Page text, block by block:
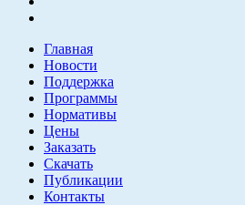
Главная
Новости
Поддержка
Программы
Нормативы
Цены
Заказать
Скачать
Публикации
Контакты